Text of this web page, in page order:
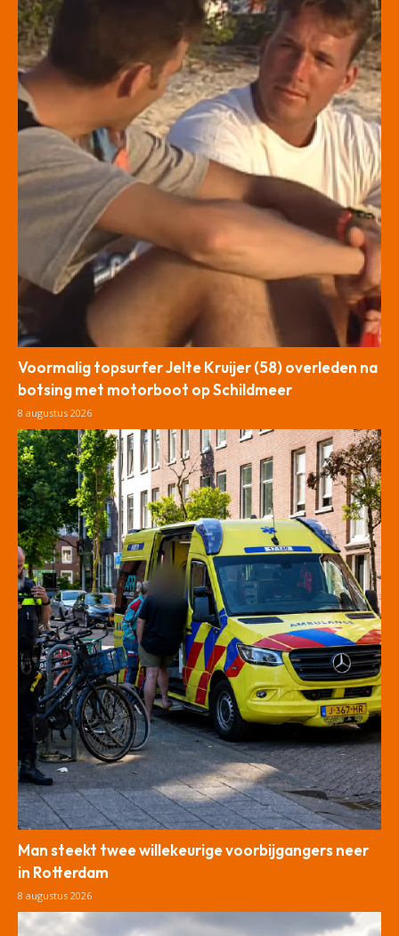
Voormalig topsurfer Jelte Kruijer (58) overleden na
botsing met motorboot op Schildmeer
8 augustus 2026
Man steekt twee willekeurige voorbijgangers neer
in Rotterdam
8 augustus 2026